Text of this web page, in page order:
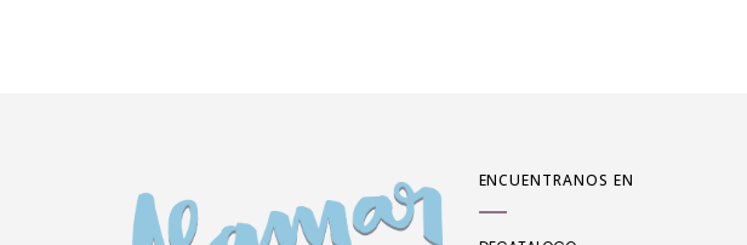
ENCUENTRANOS EN